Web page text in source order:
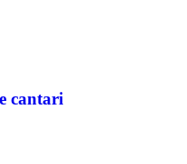
cantari